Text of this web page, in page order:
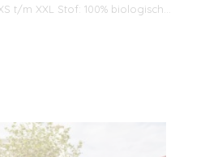
t/m XXL Stof: 100% biologisch…